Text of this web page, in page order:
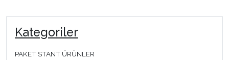
Kategoriler
PAKET STANT ÜRÜNLER